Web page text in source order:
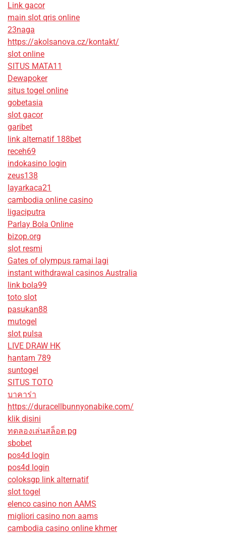
Link gacor
main slot qris online
23naga
https://akolsanova.cz/kontakt/
slot online
SITUS MATA11
Dewapoker
situs togel online
gobetasia
slot gacor
garibet
link alternatif 188bet
receh69
indokasino login
zeus138
layarkaca21
cambodia online casino
ligaciputra
Parlay Bola Online
bizop.org
slot resmi
Gates of olympus ramai lagi
instant withdrawal casinos Australia
link bola99
toto slot
pasukan88
mutogel
slot pulsa
LIVE DRAW HK
hantam 789
suntogel
SITUS TOTO
บาคาร่า
https://duracellbunnyonabike.com/
klik disini
ทดลองเล่นสล็อต pg
sbobet
pos4d login
pos4d login
coloksgp link alternatif
slot togel
elenco casino non AAMS
migliori casino non aams
cambodia casino online khmer